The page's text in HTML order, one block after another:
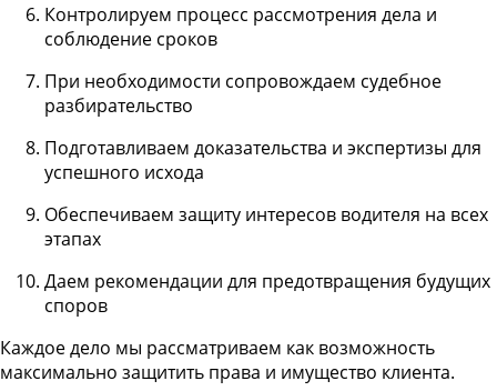
Контролируем процесс рассмотрения дела и
соблюдение сроков
При необходимости сопровождаем судебное
разбирательство
Подготавливаем доказательства и экспертизы для
успешного исхода
Обеспечиваем защиту интересов водителя на всех
этапах
Даем рекомендации для предотвращения будущих
споров
Каждое дело мы рассматриваем как возможность
максимально защитить права и имущество клиента.